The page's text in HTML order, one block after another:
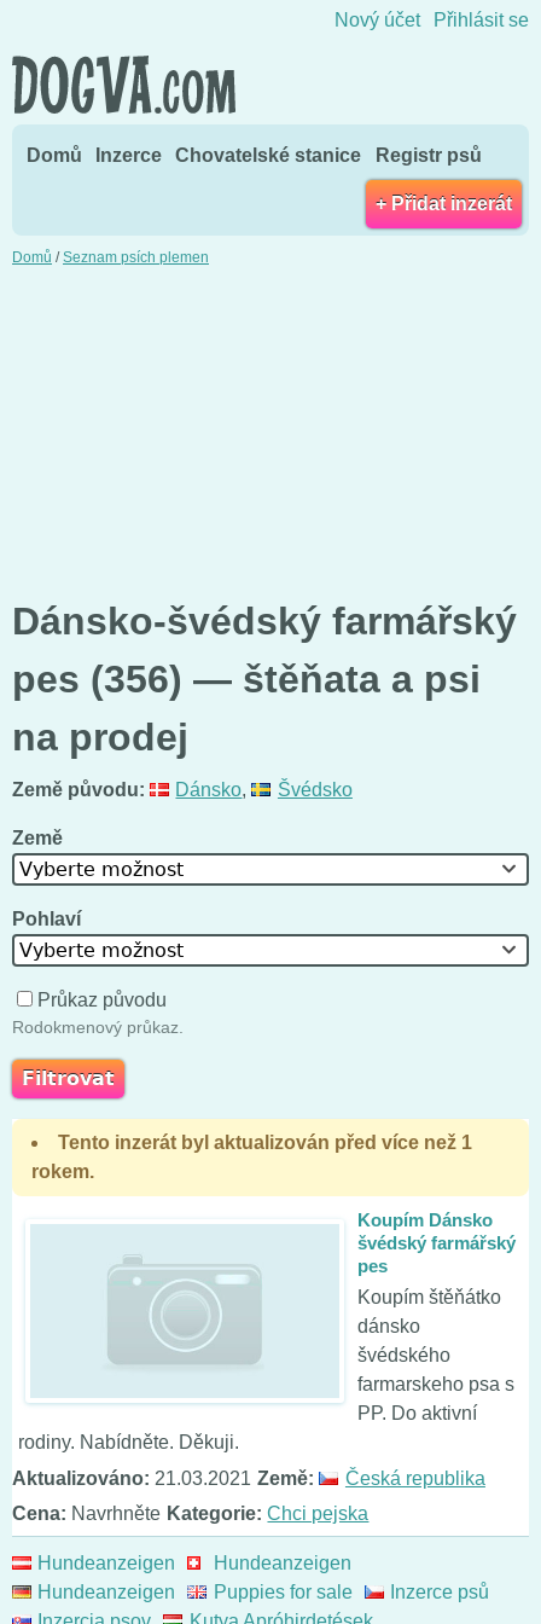
Nový účet Přihlásit se
Domů Inzerce Chovatelské stanice Registr psů
+ Přidat inzerát
Domů /Seznam psích plemen
Dánsko-švédský farmářský
pes (356) — štěňata a psi
na prodej
Země původu: Dánsko, Švédsko
Země
Vyberte možnost
Pohlaví
Vyberte možnost
Průkaz původu
Rodokmenový průkaz.
Tento inzerát byl aktualizován před více než 1
rokem.
Koupím Dánsko
švédský farmářský
pes
Koupím štěňátko
dánsko
švédského
farmarskeho psa s
PP. Do aktivní
rodiny. Nabídněte. Děkuji.
Aktualizováno: 21.03.2021 Země:
Česká republika
Cena: Navrhněte Kategorie: Chci pejska
Hundeanzeigen
Hundeanzeigen
Hundeanzeigen
Puppies for sale
Inzerce psů